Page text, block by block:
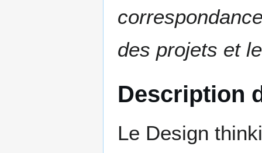
des projets et
Description
Le Design